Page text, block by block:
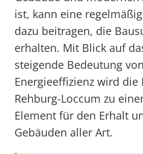
ist, kann eine
dazu beitragen, die
erhalten. Mit Blick auf
steigende Bedeutung
Energieeffizienz wird
Rehburg-Loccum zu
Element für den Erhalt
Gebäuden aller Art.